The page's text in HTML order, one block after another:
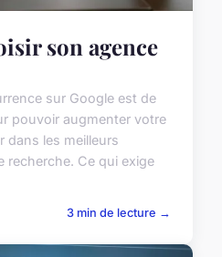
son agence
sur Google est de
pouvoir augmenter votre
dans les meilleurs
recherche. Ce qui exige
3 min de lecture →